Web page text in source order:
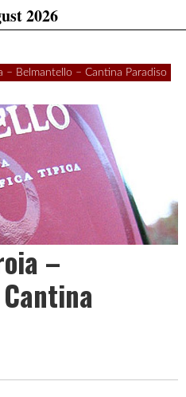
2026
– Belmantello – Cantina Paradiso
–